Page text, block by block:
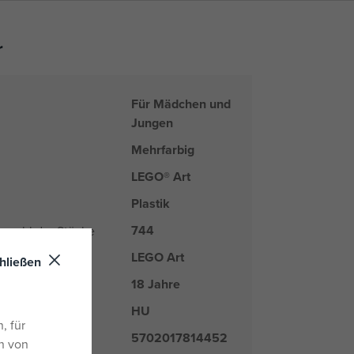
Für Mädchen und
Jungen
Mehrfarbig
LEGO® Art
Plastik
der Stücke 744
LEGO Art
18 Jahre
HU
5702017814452
für
von